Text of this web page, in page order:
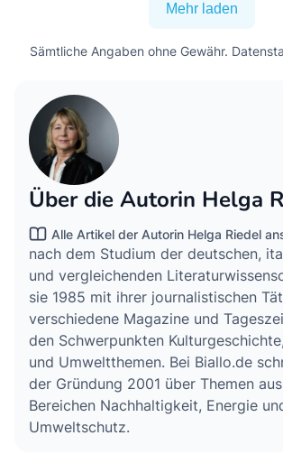
Mehr laden
Sämtliche Angaben ohne Gewähr.
Über die Autorin Helga
Alle Artikel der Autorin Helga Riedel
nach dem Studium der deutschen,
und vergleichenden
sie 1985 mit ihrer journalistischen
verschiedene Magazine und
den Schwerpunkten
und Umweltthemen. Bei Biallo.de
der Gründung 2001 über Themen
Bereichen Nachhaltigkeit, Energie
Umweltschutz.